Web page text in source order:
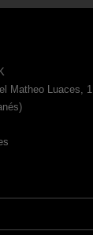
Matheo Luaces, 1